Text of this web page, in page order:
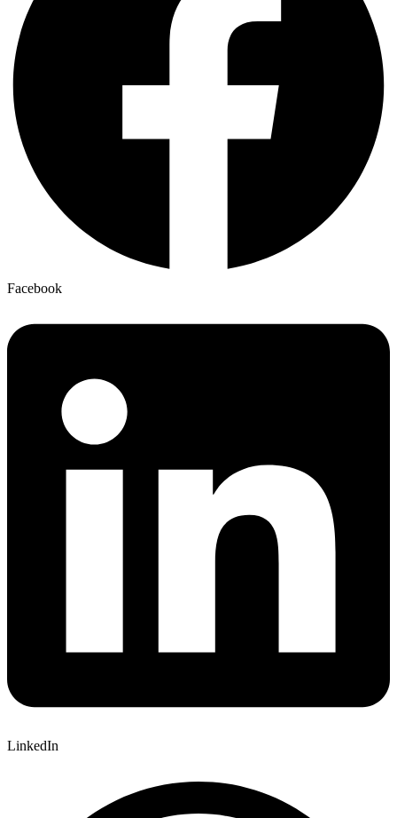
Facebook
LinkedIn